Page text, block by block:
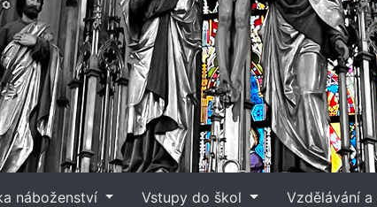
náboženství Vstupy do škol Vzdělávání